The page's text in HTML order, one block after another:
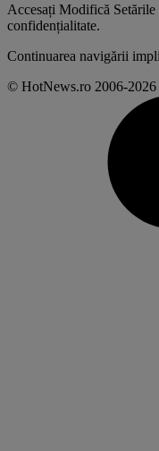
Accesați Modifică Setările
confidențialitate.
Continuarea navigării
© HotNews.ro 2006-2026